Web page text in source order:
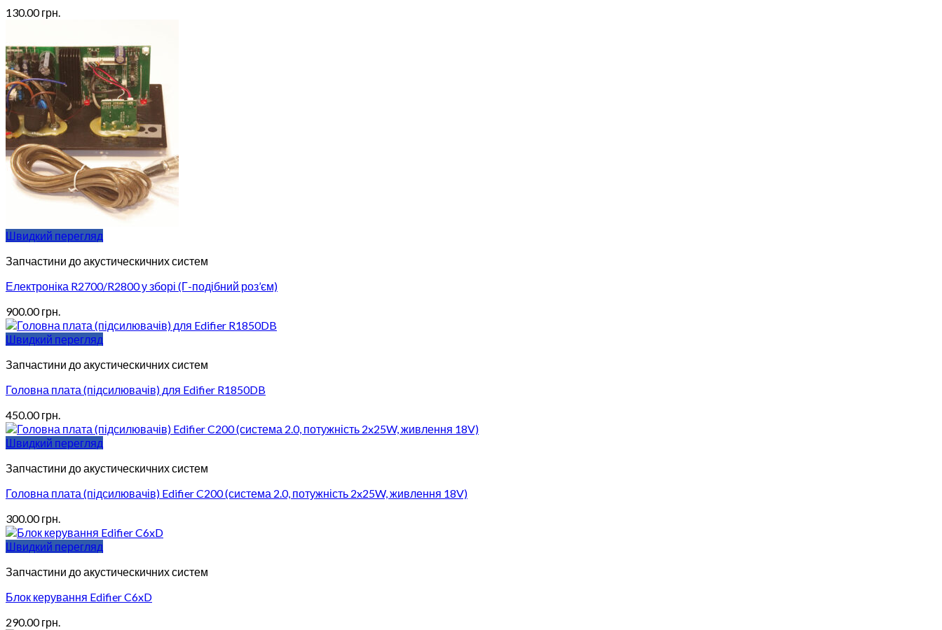
130.00грн.
Швидкий перегляд
Запчастини до акустическичних систем
Електроніка R2700/R2800 у зборі (Г-подібний роз’єм)
900.00грн.
Швидкий перегляд
Запчастини до акустическичних систем
Головна плата (підсилювачів) для Edifier R1850DB
450.00грн.
Швидкий перегляд
Запчастини до акустическичних систем
Головна плата (підсилювачів) Edifier C200 (система 2.0, потужність 2x25W, живлення 18V)
300.00грн.
Швидкий перегляд
Запчастини до акустическичних систем
Блок керування Edifier C6xD
290.00грн.